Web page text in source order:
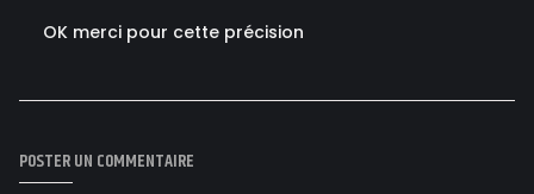
OK merci pour cette précision
POSTER UN COMMENTAIRE